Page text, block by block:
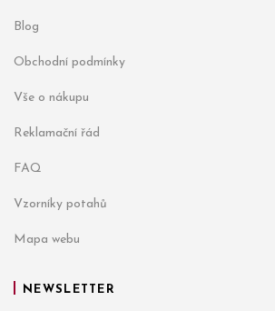
Blog
Obchodní podmínky
Vše o nákupu
Reklamační řád
FAQ
Vzorníky potahů
Mapa webu
NEWSLETTER